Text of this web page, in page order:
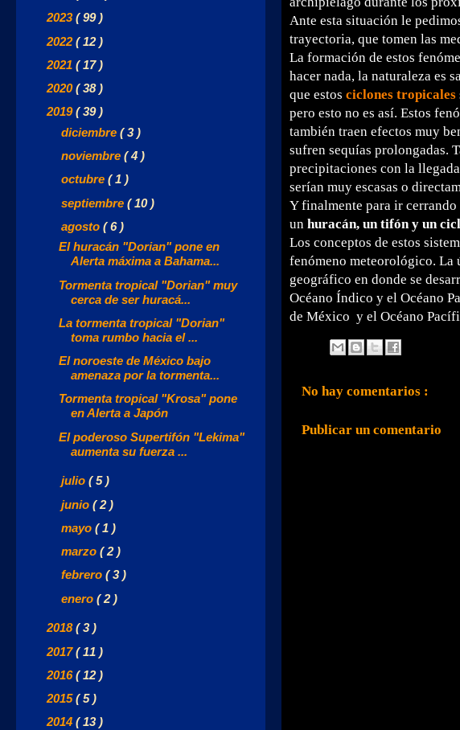
Ante esta situación le
trayectoria, que tomen las
La formación de estos
hacer nada, la naturaleza es
que estos ciclones tropicales
pero esto no es así. Estos
también traen efectos muy
sufren sequías prolongadas.
precipitaciones con la
serían muy escasas o
Y finalmente para ir
un huracán, un tifón y un
Los conceptos de estos
fenómeno meteorológico. La
geográfico en donde se
Océano Índico y el Océano
de México y el Océano
No hay comentarios :
Publicar un comentario
2023( 99 )
2022( 12 )
2021 ( 17 )
2020( 38 )
2019( 39 )
diciembre ( 3 )
noviembre ( 4 )
octubre ( 1 )
septiembre ( 10 )
agosto ( 6 )
El huracán "Dorian" pone en
Alerta máxima a Bahama...
Tormenta tropical "Dorian" muy
cerca de ser huracá...
La tormenta tropical "Dorian"
toma rumbo hacia el ...
El noroeste de México bajo
amenaza por la tormenta...
Tormenta tropical "Krosa" pone
en Alerta a Japón
El poderoso Supertifón "Lekima"
aumenta su fuerza ...
julio ( 5 )
junio ( 2 )
mayo ( 1 )
marzo ( 2 )
febrero ( 3 )
enero ( 2 )
2018( 3 )
2017( 11 )
2016( 12 )
2015( 5 )
2014 ( 13 )